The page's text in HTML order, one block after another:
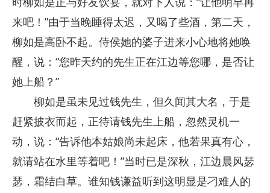
来吧！”由于当晚睡得太迟，又喝了些酒，第二天，
柳如是高卧不起。侍侯她的婆子进来小心地将她唤
醒，说：“您昨天约的先生正在江边等您哪，是否让
她上船？”
柳如是虽未见过钱先生，但久闻其大名，于是
赶紧披衣而起，正待请钱先生上船，忽然灵机一
动，说：“告诉他本姑娘尚未起床，他若果真有心，
就请站在水里等着吧！”当时已是深秋，江边晨风瑟
瑟，霜结白草。谁知钱谦益听到这明显是刁难人的